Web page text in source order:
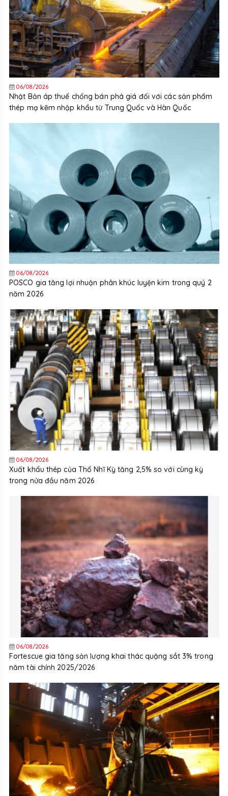
06/08/2026
Nhật Bản áp thuế chống bán phá giá đối với các sản phẩm
thép mạ kẽm nhập khẩu từ Trung Quốc và Hàn Quốc
06/08/2026
POSCO gia tăng lợi nhuận phân khúc luyện kim trong quý 2
năm 2026
06/08/2026
Xuất khẩu thép của Thổ Nhĩ Kỳ tăng 2,5% so với cùng kỳ
trong nửa đầu năm 2026
06/08/2026
Fortescue gia tăng sản lượng khai thác quặng sắt 3% trong
năm tài chính 2025/2026